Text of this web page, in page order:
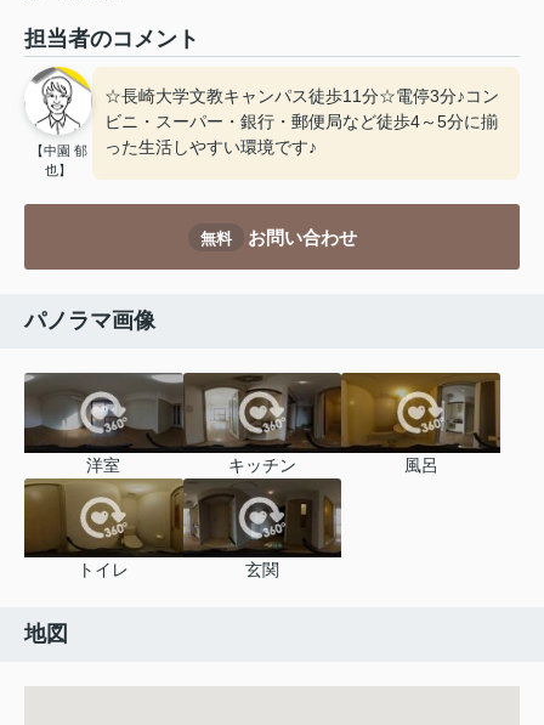
担当者のコメント
【中園 郁
也】
☆長崎大学文教キャンパス徒歩11分☆電停3分♪コン
ビニ・スーパー・銀行・郵便局など徒歩4～5分に揃
った生活しやすい環境です♪
無料 お問い合わせ
パノラマ画像
洋室 キッチン 風呂
トイレ 玄関
地図